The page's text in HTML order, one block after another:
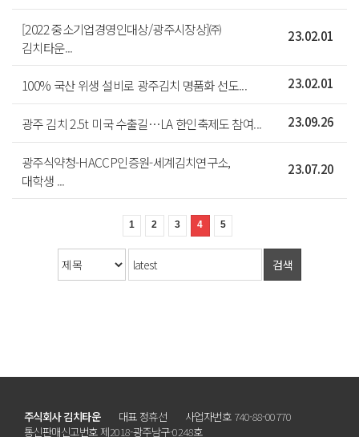
[2022 중소기업경영인대상/광주시장상]㈜
김치타운...
23.02.01
100% 국산 위생 설비로 광주김치 명품화 선도... 23.02.01
광주 김치 2.5t 미국 수출길…LA 한인축제도 참여... 23.09.26
광주식약청-HACCP인증원-세계김치연구소,
대학생 ...
23.07.20
1 2 3 4 5
검색
주식회사 김치타운 대표 정휴선
사업자번호 740-88-00770
통신판매신고번호 제2018-광주남구-0248호